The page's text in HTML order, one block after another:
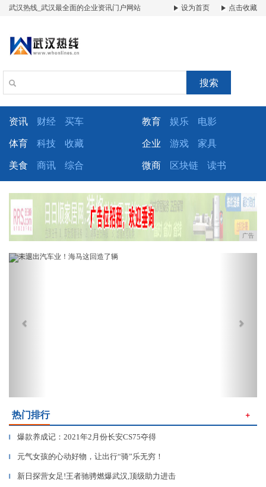
武汉热线_武汉最全面的企业资讯门户网站 设为首页 点击收藏
搜索
资讯 财经 买车 教育 娱乐 电影
体育 科技 收藏 企业 游戏 家具
美食 商讯 综合 微商 区块链 读书
广告
Previous
热门排行 ＋
▎ 爆款养成记：2021年2月份长安CS75夺得
▎ 元气女孩的心动好物，让出行“骑”乐无穷！
▎ 新日探营女足!王者驰骋燃爆武汉,顶级助力进击